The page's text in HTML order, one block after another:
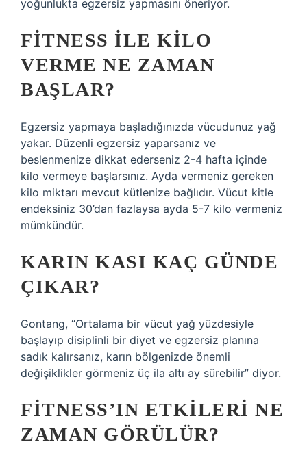
yoğunlukta egzersiz yapmasını öneriyor.
FITNESS ILE KILO
VERME NE ZAMAN
BAŞLAR?
Egzersiz yapmaya başladığınızda vücudunuz yağ
yakar. Düzenli egzersiz yaparsanız ve
beslenmenize dikkat ederseniz 2-4 hafta içinde
kilo vermeye başlarsınız. Ayda vermeniz gereken
kilo miktarı mevcut kütlenize bağlıdır. Vücut kitle
endeksiniz 30’dan fazlaysa ayda 5-7 kilo vermeniz
mümkündür.
KARIN KASI KAÇ GÜNDE
ÇIKAR?
Gontang, “Ortalama bir vücut yağ yüzdesiyle
başlayıp disiplinli bir diyet ve egzersiz planına
sadık kalırsanız, karın bölgenizde önemli
değişiklikler görmeniz üç ila altı ay sürebilir” diyor.
FITNESS’IN ETKILERI NE
ZAMAN GÖRÜLÜR?